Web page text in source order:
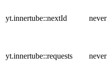
yt.innertube::nextId never
yt.innertube::requests never